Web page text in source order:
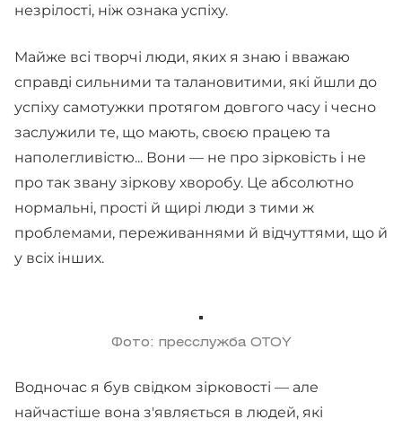
незрілості, ніж ознака успіху.
Майже всі творчі люди, яких я знаю і вважаю
справді сильними та талановитими, які йшли до
успіху самотужки протягом довгого часу і чесно
заслужили те, що мають, своєю працею та
наполегливістю... Вони — не про зірковість і не
про так звану зіркову хворобу. Це абсолютно
нормальні, прості й щирі люди з тими ж
проблемами, переживаннями й відчуттями, що й
у всіх інших.
Фото: пресслужба OTOY
Водночас я був свідком зірковості — але
найчастіше вона з'являється в людей, які